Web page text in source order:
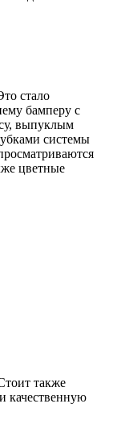
стало
бамперу с
выпуклым
системы
цветные
также
качественную